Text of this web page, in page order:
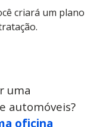
criará um plano
uma
automóveis?
oficina